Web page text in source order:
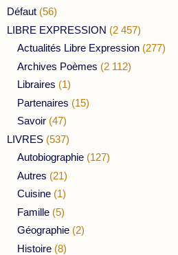
Défaut (56)
LIBRE EXPRESSION (2 457)
Actualités Libre Expression (277)
Archives Poèmes (2 112)
Libraires (1)
Partenaires (15)
Savoir (47)
LIVRES (537)
Autobiographie (127)
Autres (21)
Cuisine (1)
Famille (5)
Géographie (2)
Histoire (8)